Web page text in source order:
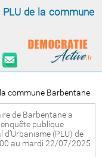
de la commune
commune Barbentane
de Barbentane a
enquête publique
(PLU) de
au mardi 22/07/2025